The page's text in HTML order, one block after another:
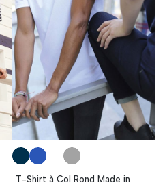
T-Shirt à Col Rond Made in